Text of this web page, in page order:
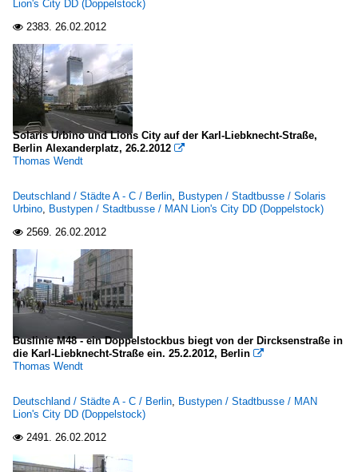
Berlin
Städte D - F
Erfurt
Lion's City DD (Doppelstock)
 2383. 26.02.2012
Solaris Urbino und Lions City auf der Karl-Liebknecht-Straße,
Berlin Alexanderplatz, 26.2.2012 
Thomas Wendt
Deutschland / Städte A - C / Berlin, Bustypen / Stadtbusse / Solaris
Urbino, Bustypen / Stadtbusse / MAN Lion's City DD (Doppelstock)
 2569. 26.02.2012
Buslinie M48 - ein Doppelstockbus biegt von der Dircksenstraße in
die Karl-Liebknecht-Straße ein. 25.2.2012, Berlin 
Thomas Wendt
Deutschland / Städte A - C / Berlin, Bustypen / Stadtbusse / MAN
Lion's City DD (Doppelstock)
 2491. 26.02.2012